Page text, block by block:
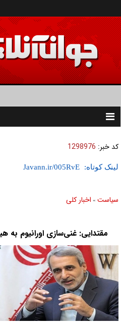
Toggle
کد خبر: 1298976
لینک کوتاه:
سیاست » اخبار کلی
مقتدایی: غنی‌سازی اورانیوم به